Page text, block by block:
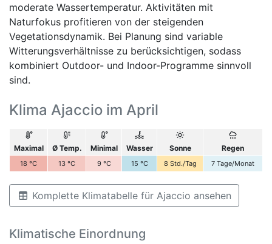
moderate Wassertemperatur. Aktivitäten mit
Naturfokus profitieren von der steigenden
Vegetationsdynamik. Bei Planung sind variable
Witterungsverhältnisse zu berücksichtigen, sodass
kombiniert Outdoor- und Indoor-Programme sinnvoll
sind.
Klima Ajaccio im April
Maximal Ø Temp. Minimal Wasser Sonne Regen
18 °C 13 °C 9 °C 15 °C 8 Std./Tag 7 Tage/Monat
Komplette Klimatabelle für Ajaccio ansehen
Klimatische Einordnung